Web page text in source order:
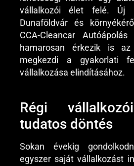
vállalkozói élet felé. Új
Dunaföldvár és
CCA-Cleancar
hamarosan érkezik is
megkezdi a gyakorlati
vállalkozása elindításához.
Régi
tudatos döntés
Sokan évekig
egyszer saját vállalkozást